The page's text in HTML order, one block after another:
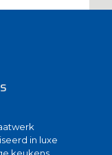
in luxe